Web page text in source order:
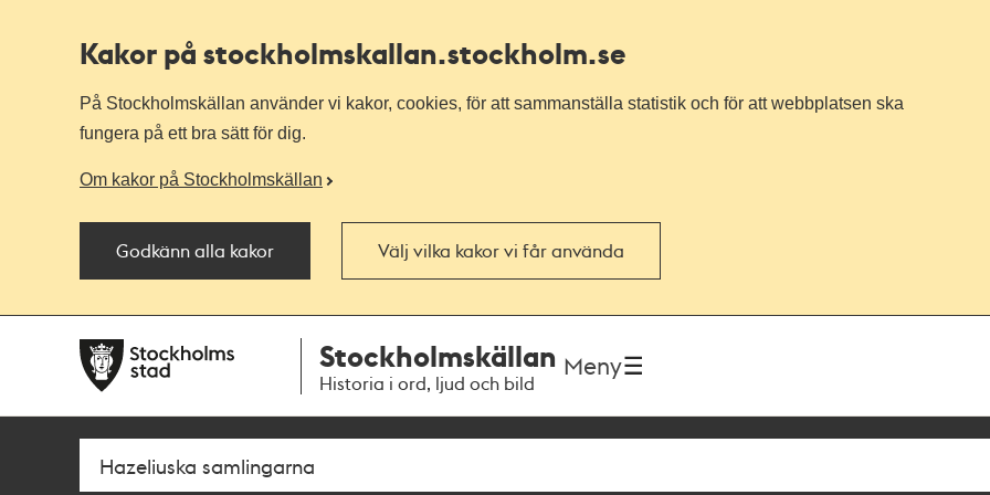
Kakor på stockholmskallan.stockholm.se
På Stockholmskällan använder vi kakor, cookies, för att sammanställa statistik och för att webbplatsen ska
fungera på ett bra sätt för dig.
Om kakor på Stockholmskällan
Godkänn alla kakor Välj vilka kakor vi får använda
navigationen
huvudinnehållet
Stockholmskällan
Historia i ord, ljud och bild
Meny
Sök